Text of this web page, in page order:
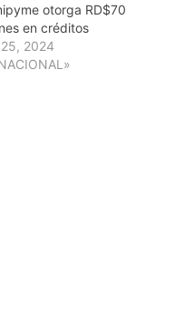
otorga RD$70
en créditos
2024